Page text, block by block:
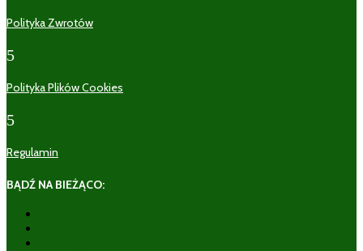
Polityka Zwrotów
5
Polityka Plików Cookies
5
Regulamin
BĄDŹ NA BIEŻĄCO: